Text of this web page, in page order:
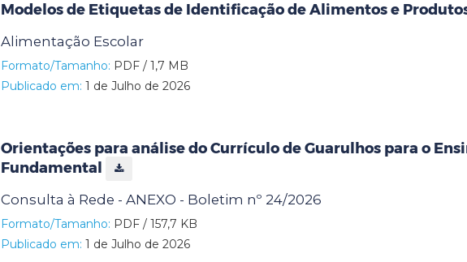
Modelos de Etiquetas de Identificação de Alimentos e
Alimentação Escolar
Formato/Tamanho: PDF / 1,7 MB
Publicado em: 1 de Julho de 2026
Orientações para análise do Currículo de Guarulhos para o
Fundamental
Consulta à Rede - ANEXO - Boletim nº 24/2026
Formato/Tamanho: PDF / 157,7 KB
Publicado em: 1 de Julho de 2026